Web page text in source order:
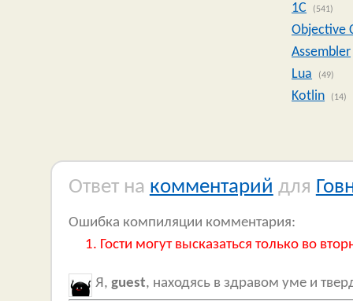
1C (541)
Objective
Assembler
Lua
(49)
Kotlin (14)
Ответ на комментарий для
Ошибка компиляции комментария:
Гости могут высказаться только во
Я, guest, находясь в здравом уме и